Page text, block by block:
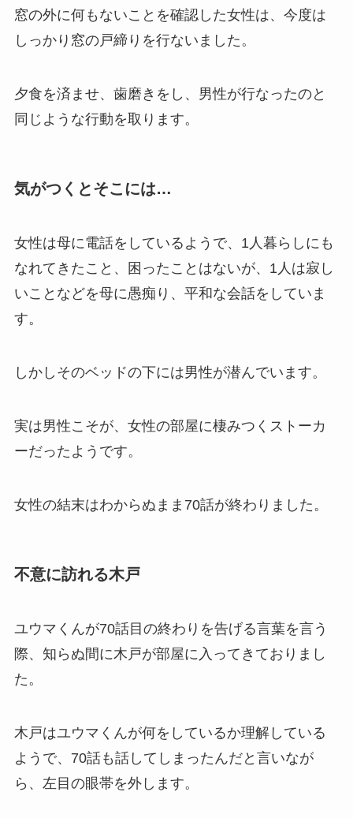
窓の外に何もないことを確認した女性は、今度は
しっかり窓の戸締りを行ないました。
夕食を済ませ、歯磨きをし、男性が行なったのと
同じような行動を取ります。
気がつくとそこには…
女性は母に電話をしているようで、1人暮らしにも
なれてきたこと、困ったことはないが、1人は寂し
いことなどを母に愚痴り、平和な会話をしていま
す。
しかしそのベッドの下には男性が潜んでいます。
実は男性こそが、女性の部屋に棲みつくストーカ
ーだったようです。
女性の結末はわからぬまま70話が終わりました。
不意に訪れる木戸
ユウマくんが70話目の終わりを告げる言葉を言う
際、知らぬ間に木戸が部屋に入ってきておりまし
た。
木戸はユウマくんが何をしているか理解している
ようで、70話も話してしまったんだと言いなが
ら、左目の眼帯を外します。